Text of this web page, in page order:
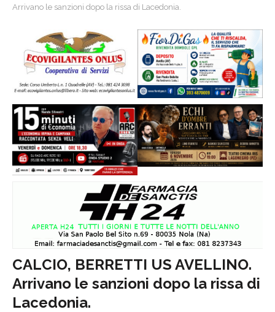
Arrivano le sanzioni dopo la rissa di Lacedonia.
CALCIO, BERRETTI US AVELLINO.
Arrivano le sanzioni dopo la rissa di
Lacedonia.